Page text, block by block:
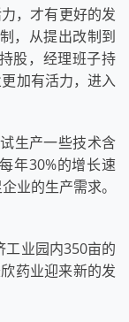
，才有更好的发
，从提出改制到
股，经理班子持
加有活力，进入
生产一些技术含
年30%的增长速
业的生产需求。
工业园内350亩的
药业迎来新的发